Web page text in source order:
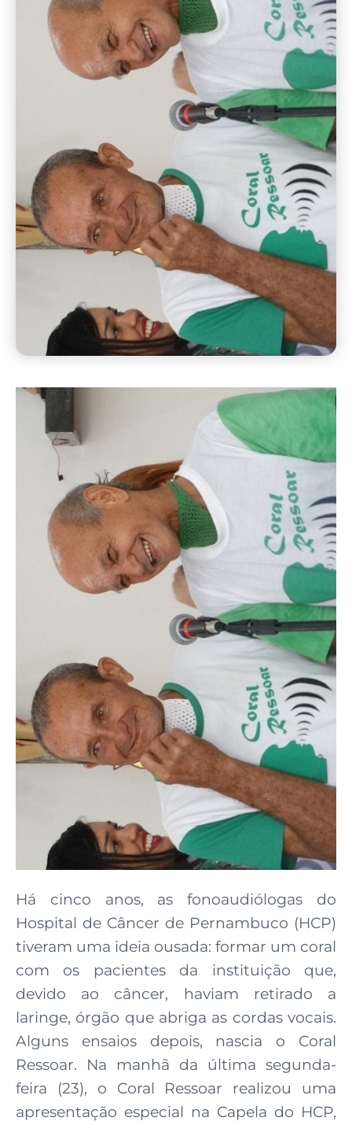
Há cinco anos, as fonoaudiólogas do
Hospital de Câncer de Pernambuco (HCP)
tiveram uma ideia ousada: formar um coral
com os pacientes da instituição que,
devido ao câncer, haviam retirado a
laringe, órgão que abriga as cordas vocais.
Alguns ensaios depois, nascia o Coral
Ressoar. Na manhã da última segunda-
feira (23), o Coral Ressoar realizou uma
apresentação especial na Capela do HCP,